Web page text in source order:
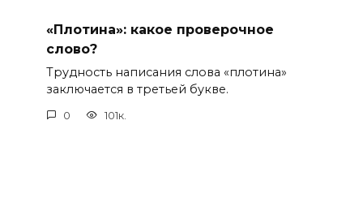
«Плотина»: какое проверочное
слово?
Трудность написания слова «плотина»
заключается в третьей букве.
0 101к.